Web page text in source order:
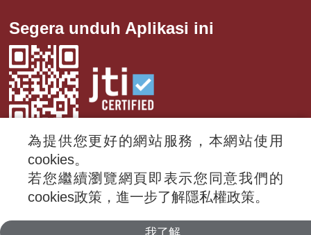
Segera unduh Aplikasi ini
© 2024 RTI (Radio Taiwan International).
All rights reserved.
為提供您更好的網站服務，本網站使用
cookies。
若您繼續瀏覽網頁即表示您同意我們的
cookies政策，進一步了解隱私權政策。